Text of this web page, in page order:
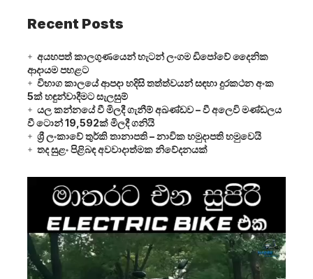
Recent Posts
අයහපත් කාලගුණයෙන් හැටන් ලංගම ඩිපෝවේ දෛනික
ආදායම පහළට
විභාග කාලයේ ආපදා හදිසි තත්ත්වයන් සඳහා දුරකථන අංක
5ක් හඳුන්වාදීමට සැලසුම්
යල කන්නයේ වී මිලදී ගැනීම් අඛණ්ඩව – වී අලෙවි මණ්ඩලය
වී ටොන් 19,592ක් මිලදී ගනියි
ශ්‍රී ලංකාවේ තුර්කි තානාපති – නාවික හමුදාපති හමුවෙයි
තද සුළං පිළිබඳ අවවාදාත්මක නිවේදනයක්
Player